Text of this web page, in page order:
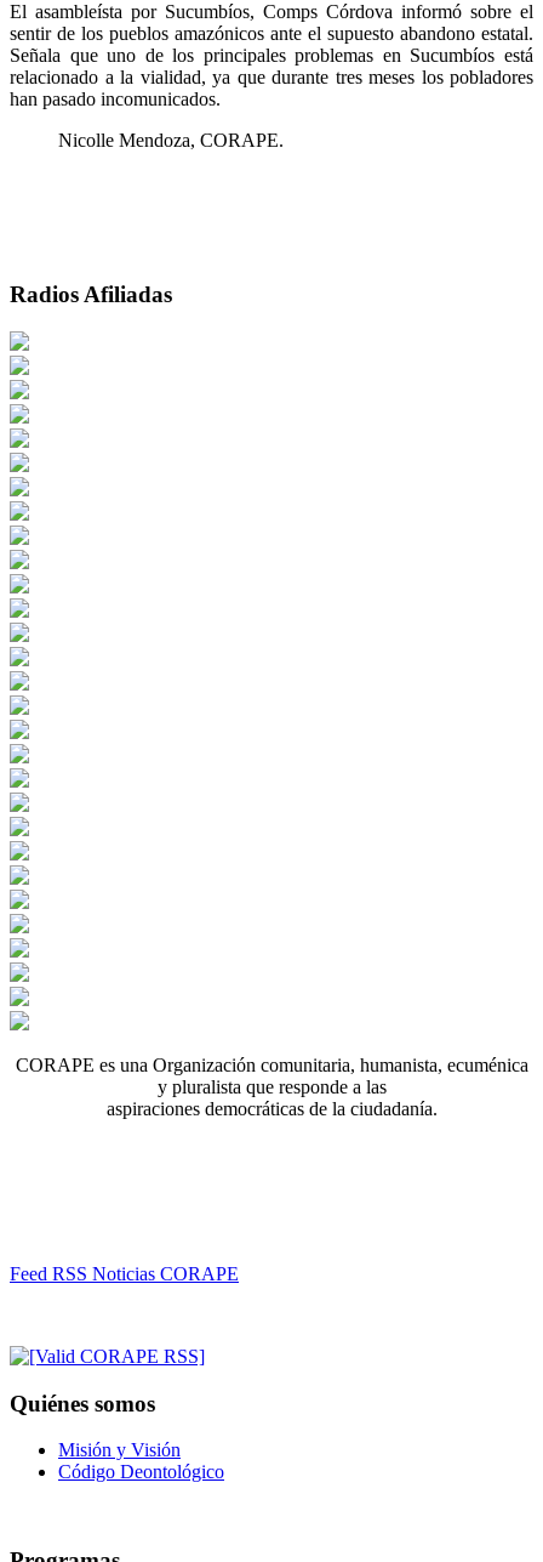
El asambleísta por Sucumbíos, Comps Córdova informó sobre el
sentir de los pueblos amazónicos ante el supuesto abandono estatal.
Señala que uno de los principales problemas en Sucumbíos está
relacionado a la vialidad, ya que durante tres meses los pobladores
han pasado incomunicados.
Nicolle Mendoza, CORAPE.
Radios Afiliadas
CORAPE es una Organización comunitaria, humanista, ecuménica
y pluralista que responde a las
aspiraciones democráticas de la ciudadanía.
Feed RSS Noticias CORAPE
Quiénes somos
Misión y Visión
Código Deontológico